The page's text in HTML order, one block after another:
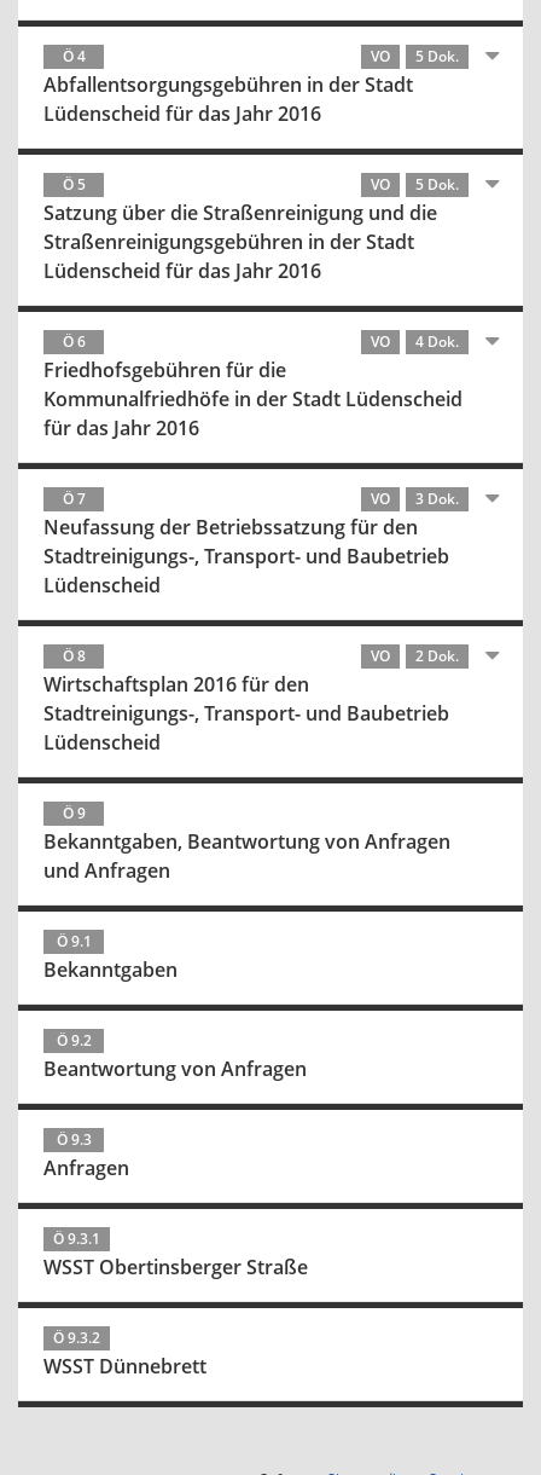
Ö 4 VO 5 Dok.
Abfallentsorgungsgebühren in der Stadt
Lüdenscheid für das Jahr 2016
Ö 5 VO 5 Dok.
Satzung über die Straßenreinigung und die
Straßenreinigungsgebühren in der Stadt
Lüdenscheid für das Jahr 2016
Ö 6 VO 4 Dok.
Friedhofsgebühren für die
Kommunalfriedhöfe in der Stadt Lüdenscheid
für das Jahr 2016
Ö 7 VO 3 Dok.
Neufassung der Betriebssatzung für den
Stadtreinigungs-, Transport- und Baubetrieb
Lüdenscheid
Ö 8 VO 2 Dok.
Wirtschaftsplan 2016 für den
Stadtreinigungs-, Transport- und Baubetrieb
Lüdenscheid
Ö 9
Bekanntgaben, Beantwortung von Anfragen
und Anfragen
Ö 9.1
Bekanntgaben
Ö 9.2
Beantwortung von Anfragen
Ö 9.3
Anfragen
Ö 9.3.1
WSST Obertinsberger Straße
Ö 9.3.2
WSST Dünnebrett